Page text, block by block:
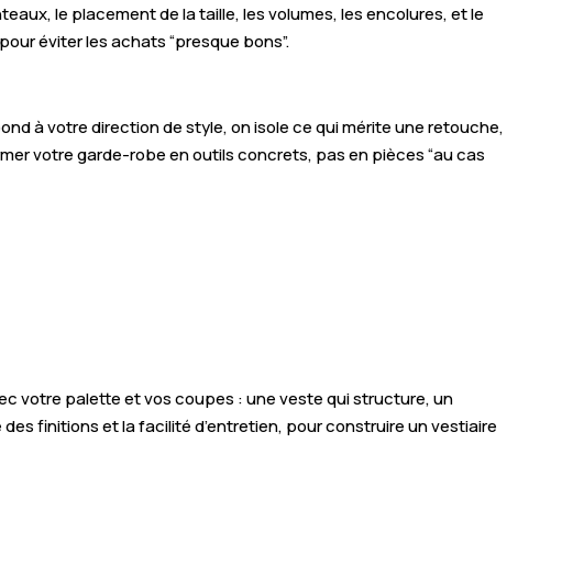
le placement de la taille, les volumes, les encolures, et le
éviter les achats “presque bons”.
à votre direction de style, on isole ce qui mérite une retouche,
votre garde-robe en outils concrets, pas en pièces “au cas
votre palette et vos coupes : une veste qui structure, un
finitions et la facilité d’entretien, pour construire un vestiaire